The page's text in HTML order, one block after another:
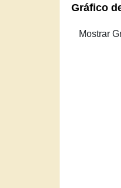
Gráfico
Zoom 1m